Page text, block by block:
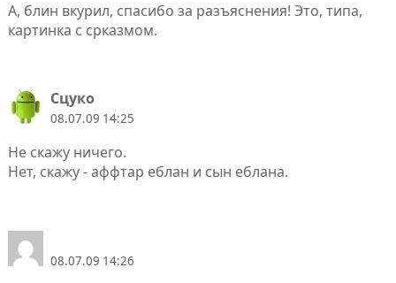
А, блин вкурил, спасибо за разъяснения! Это, типа,
картинка с срказмом.
Сцуко
08.07.09 14:25
Не скажу ничего.
Нет, скажу - аффтар еблан и сын еблана.
08.07.09 14:26